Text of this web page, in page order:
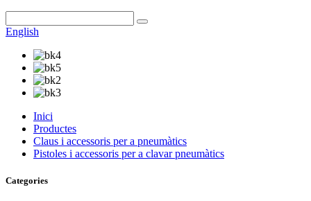
English
Inici
Productes
Claus i accessoris per a pneumàtics
Pistoles i accessoris per a clavar pneumàtics
Categories